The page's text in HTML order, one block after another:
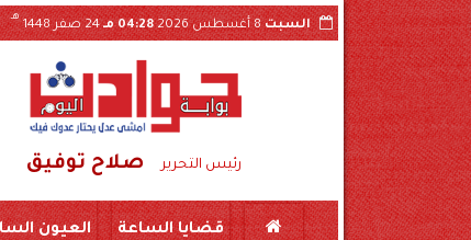
السبت8 أغسطس 2026 04:28 مـ 24 صفر 1448
هـ
رئيس التحرير صلاح توفيق
حبس «لواء مزيف» ومستشار وهمي 3 سنوات بتهمة النصب بمركز المراغة سوهاج
قضايا الساعة العيون